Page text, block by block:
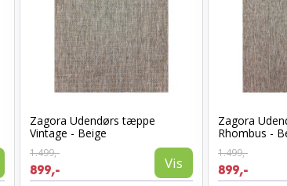
Zagora Udendørs tæppe
Vintage - Beige
1.499,-
899,- Vis
Zagora
Rhombus -
1.499,-
899,-